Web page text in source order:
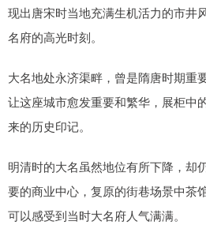
现出唐宋时当地充满生机活力的市井
名府的高光时刻。
大名地处永济渠畔，曾是隋唐时期重
让这座城市愈发重要和繁华，展柜中
来的历史印记。
明清时的大名虽然地位有所下降，却
要的商业中心，复原的街巷场景中茶
可以感受到当时大名府人气满满。